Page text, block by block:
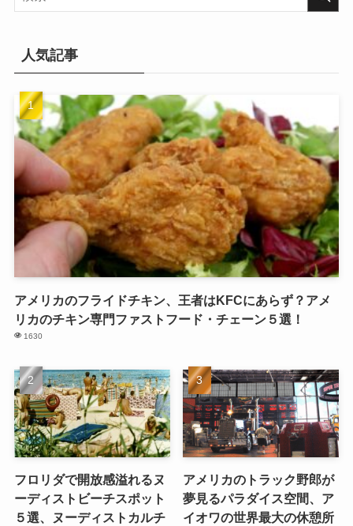
人気記事
アメリカのフライドチキン、王者はKFCにあらず？アメ
リカのチキン専門ファストフード・チェーン５選！
1630
フロリダで開放感溢れるヌ
ーディストビーチスポット
５選、ヌーディストカルチ
アメリカのトラック野郎が
夢見るパラダイス空間、ア
イオワの世界最大の休憩所